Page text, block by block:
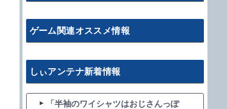
ゲーム関連オススメ情報
しぃアンテナ新着情報
「半袖のワイシャツはおじさんっぽ